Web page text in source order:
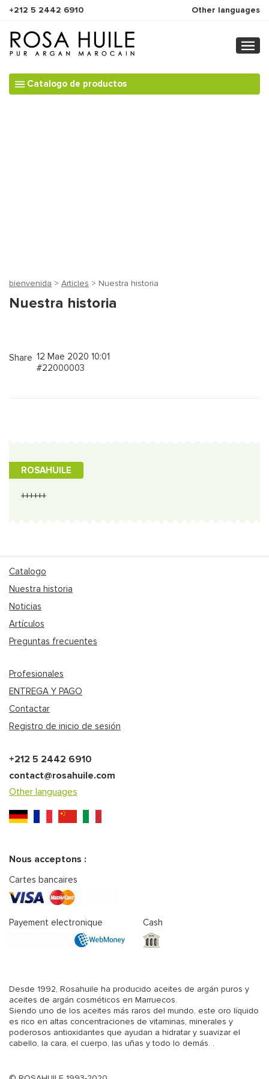
+212 5 2442 6910 Other languages
Catalogo de productos
bienvenida > Articles > Nuestra historia
Nuestra historia
Share 12 Mae 2020 10:01
#22000003
ROSAHUILE
++++++
Catalogo
Nuestra historia
Noticias
Artículos
Preguntas frecuentes
Profesionales
ENTREGA Y PAGO
Contactar
Registro de inicio de sesión
+212 5 2442 6910
contact@rosahuile.com
Other languages
Nous acceptons :
Cartes bancaires
Payement electronique Cash
Desde 1992, Rosahuile ha producido aceites de argán puros y
aceites de argán cosméticos en Marruecos.
Siendo uno de los aceites más raros del mundo, este oro líquido
es rico en altas concentraciones de vitaminas, minerales y
poderosos antioxidantes que ayudan a hidratar y suavizar el
cabello, la cara, el cuerpo, las uñas y todo lo demás. .